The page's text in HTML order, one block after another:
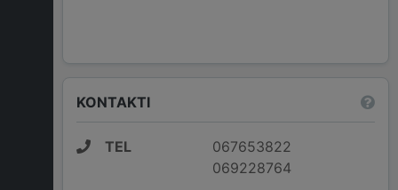
KONTAKTI
TEL
067653822
069228764